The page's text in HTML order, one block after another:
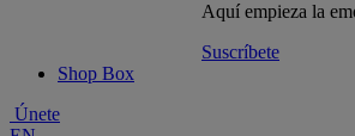
Aquí empieza la
Suscríbete
Shop Box
Únete